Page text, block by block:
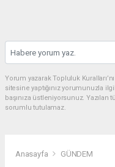
Yorum yazarak Topluluk
sitesine yaptığınız yorumunuzla
başınıza üstleniyorsunuz.
sorumlu tutulamaz.
Anasayfa GÜNDEM